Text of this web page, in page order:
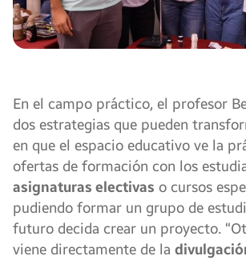
En el campo práctico, el profesor
dos estrategias que pueden
en que el espacio educativo ve la
ofertas de formación con los
asignaturas electivas o cursos
pudiendo formar un grupo de
futuro decida crear un proyecto.
viene directamente de la